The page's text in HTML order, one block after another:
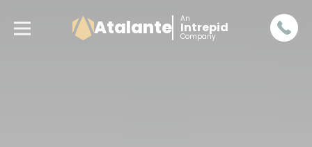
Atalante An
Intrepid
Company